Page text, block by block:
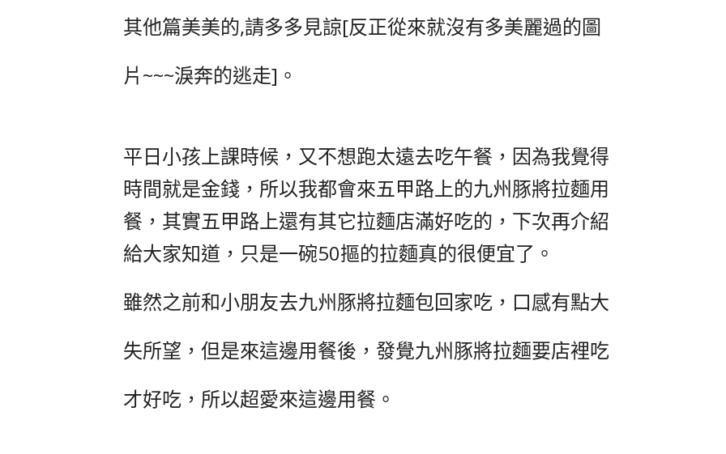
其他篇美美的,請多多見諒[反正從來就沒有多美麗過的圖
片~~~淚奔的逃走]。
平日小孩上課時候，又不想跑太遠去吃午餐，因為我覺得
時間就是金錢，所以我都會來五甲路上的九州豚將拉麵用
餐，其實五甲路上還有其它拉麵店滿好吃的，下次再介紹
給大家知道，只是一碗50摳的拉麵真的很便宜了。
雖然之前和小朋友去九州豚將拉麵包回家吃，口感有點大
失所望，但是來這邊用餐後，發覺九州豚將拉麵要店裡吃
才好吃，所以超愛來這邊用餐。